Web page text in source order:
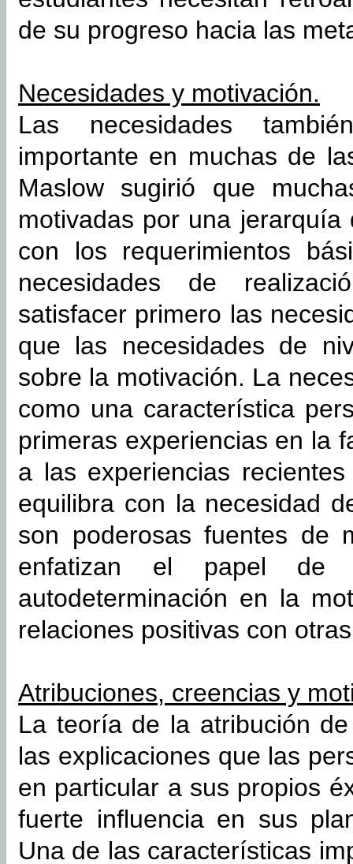
de su progreso hacia las
Necesidades y motivación.
Las necesidades
importante en muchas de
Maslow sugirió que
motivadas por una
con los requerimientos
necesidades de
satisfacer primero las
que las necesidades de
sobre la motivación. La
como una característica
primeras experiencias en la
a las experiencias
equilibra con la necesidad
son poderosas fuentes de
enfatizan el papel
autodeterminación en la
relaciones positivas con
Atribuciones, creencias y
La teoría de la atribución
las explicaciones que las
en particular a sus propios
fuerte influencia en sus
Una de las características